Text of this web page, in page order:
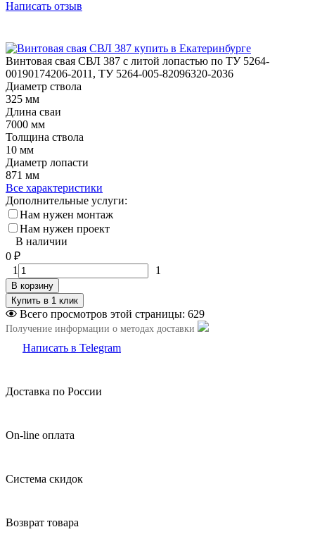
Написать отзыв
Винтовая свая СВЛ 387 с литой лопастью по ТУ 5264-
00190174206-2011, ТУ 5264-005-82096320-2036
Диаметр ствола
325 мм
Длина сваи
7000 мм
Толщина ствола
10 мм
Диаметр лопасти
871 мм
Все характеристики
Дополнительные услуги:
Нам нужен монтаж
Нам нужен проект
В наличии
0 ₽
1
1
В корзину
Всего просмотров этой страницы: 629
Получение информации о методах доставки
Написать в Telegram
Доставка по России
On-line оплата
Система скидок
Возврат товара